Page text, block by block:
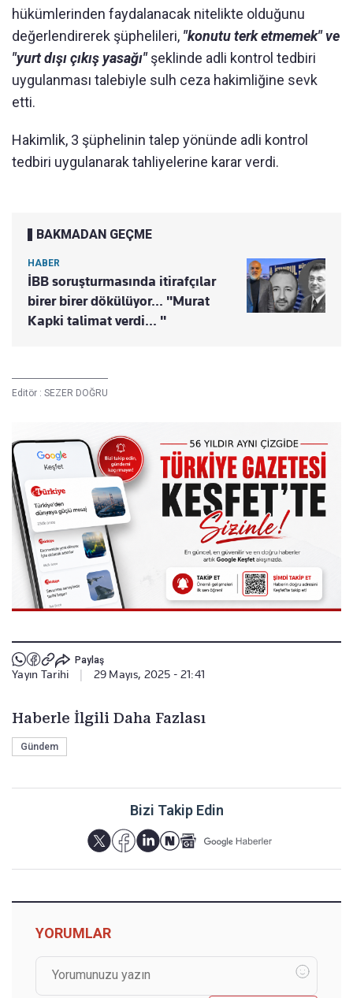
hükümlerinden faydalanacak nitelikte olduğunu
değerlendirerek şüphelileri, "konutu terk etmemek" ve
"yurt dışı çıkış yasağı"şeklinde adli kontrol tedbiri
uygulanması talebiyle sulh ceza hakimliğine sevk
etti.
Hakimlik, 3 şüphelinin talep yönünde adli kontrol
tedbiri uygulanarak tahliyelerine karar verdi.
BAKMADAN GEÇME
HABER
İBB soruşturmasında itirafçılar
birer birer dökülüyor... "Murat
Kapki talimat verdi... "
Editör : SEZER DOĞRU
Paylaş
Yayın Tarihi 29 Mayıs, 2025 - 21:41
Haberle İlgili Daha Fazlası
Gündem
Bizi Takip Edin
YORUMLAR